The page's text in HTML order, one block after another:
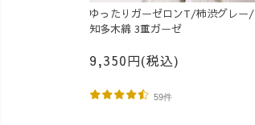
ゆったりガーゼロンT/柿渋グレー/
知多木綿 3重ガーゼ
9,350円(税込)
59件